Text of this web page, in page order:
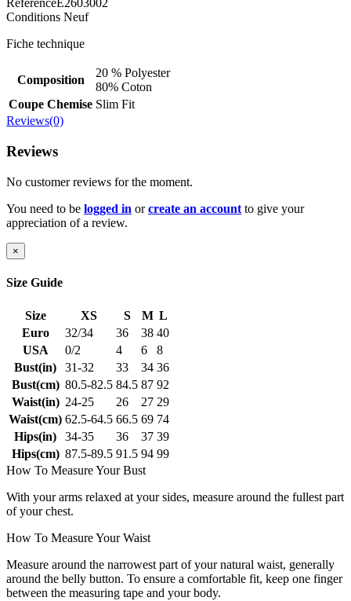
RéférenceE2603002
Conditions Neuf
Fiche technique
Composition
20 % Polyester
80% Coton
Coupe Chemise Slim Fit
Reviews(0)
Reviews
No customer reviews for the moment.
You need to be logged in orcreate an account to give your
appreciation of a review.
×
Size Guide
Size XS S M L
Euro
32/34 36 38 40
USA
0/2 4 6
8
Bust(in)
31-32 33 34 36
Bust(cm) 80.5-82.5 84.5 87 92
Waist(in) 24-25 26 27 29
Waist(cm) 62.5-64.5 66.5 69 74
Hips(in)
34-35 36 37 39
Hips(cm) 87.5-89.5 91.5 94 99
How To Measure Your Bust
With your arms relaxed at your sides, measure around the fullest part
of your chest.
How To Measure Your Waist
Measure around the narrowest part of your natural waist, generally
around the belly button. To ensure a comfortable fit, keep one finger
between the measuring tape and your body.